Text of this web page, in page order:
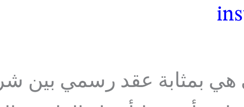
هي بمثابة عقد رسمي بين